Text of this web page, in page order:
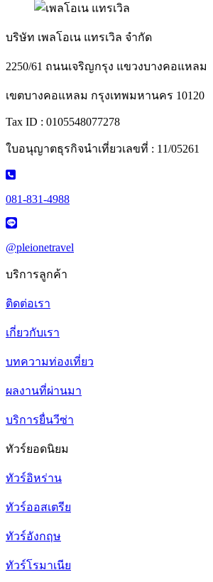
บริษัท เพลโอเน แทรเวิล จำกัด
2250/61 ถนนเจริญกรุง แขวงบางคอแหลม
เขตบางคอแหลม กรุงเทพมหานคร 10120
Tax ID : 0105548077278
ใบอนุญาตธุรกิจนำเที่ยวเลขที่ : 11/05261
081-831-4988
@pleionetravel
บริการลูกค้า
ติดต่อเรา
เกี่ยวกับเรา
บทความท่องเที่ยว
ผลงานที่ผ่านมา
บริการยื่นวีซ่า
ทัวร์ยอดนิยม
ทัวร์อิหร่าน
ทัวร์ออสเตรีย
ทัวร์อังกฤษ
ทัวร์โรมาเนีย